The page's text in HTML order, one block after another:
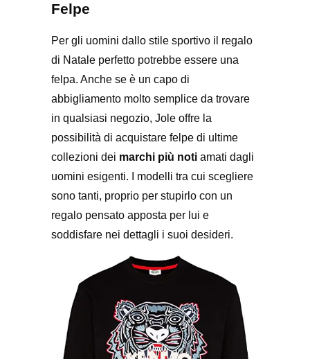
Felpe
Per gli uomini dallo stile sportivo il regalo
di Natale perfetto potrebbe essere una
felpa. Anche se è un capo di
abbigliamento molto semplice da trovare
in qualsiasi negozio, Jole offre la
possibilità di acquistare felpe di ultime
collezioni dei marchi più noti amati dagli
uomini esigenti. I modelli tra cui scegliere
sono tanti, proprio per stupirlo con un
regalo pensato apposta per lui e
soddisfare nei dettagli i suoi desideri.